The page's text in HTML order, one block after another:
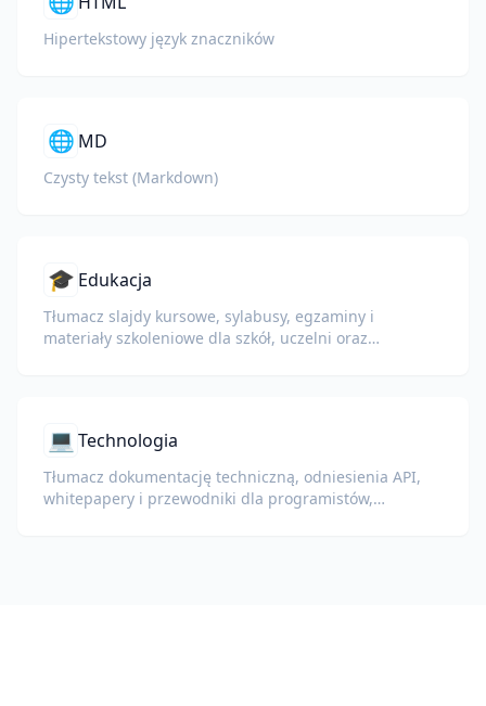
Hipertekstowy język znaczników
🌐 MD
Czysty tekst (Markdown)
🎓 Edukacja
Tłumacz slajdy kursowe, sylabusy, egzaminy i
materiały szkoleniowe dla szkół, uczelni oraz
💻 Technologia
Tłumacz dokumentację techniczną, odniesienia API,
whitepapery i przewodniki dla programistów,